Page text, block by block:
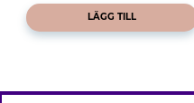
LÄGG TILL